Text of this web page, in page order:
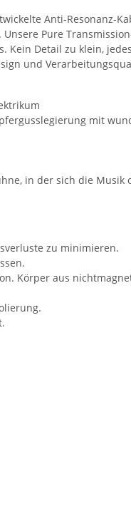
Anti-Resonanz-
Pure
Detail zu klein,
und
mit
in der sich die
zu minimieren.
Körper aus